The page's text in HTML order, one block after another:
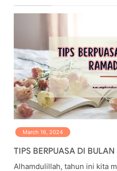
March 16, 2024
TIPS BERPUASA DI
Alhamdulillah, tahun ini kita